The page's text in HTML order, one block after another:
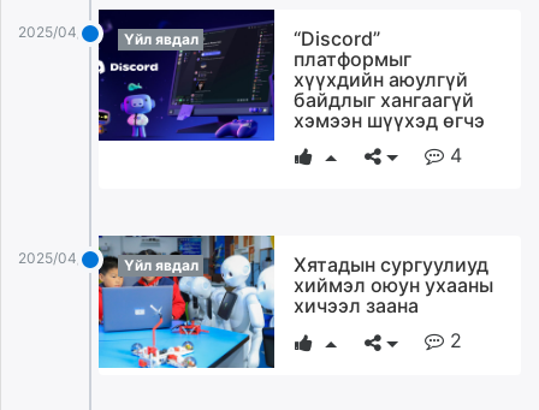
paparazzi.mn
unread.today
2025/04/18 Үйл явдал
“Discord”
платформыг
хүүхдийн аюулгүй
байдлыг хангаагүй
хэмээн шүүхэд өгчэ
4
2025/04/18 Үйл явдал
Хятадын сургуулиуд
хиймэл оюун ухааны
хичээл заана
2